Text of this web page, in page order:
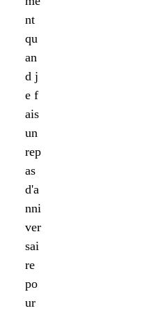
nt
qu
an
d j
e f
ais
un
rep
as
d'a
nni
ver
sai
re
po
ur